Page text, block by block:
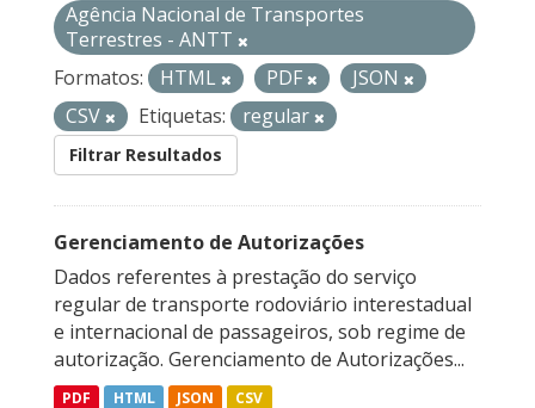
Agência Nacional de Transportes
Terrestres - ANTT
Formatos:
HTML PDF
JSON
CSV
Etiquetas: regular
Filtrar Resultados
Gerenciamento de Autorizações
Dados referentes à prestação do serviço
regular de transporte rodoviário interestadual
e internacional de passageiros, sob regime de
autorização. Gerenciamento de Autorizações...
PDF HTML JSON CSV